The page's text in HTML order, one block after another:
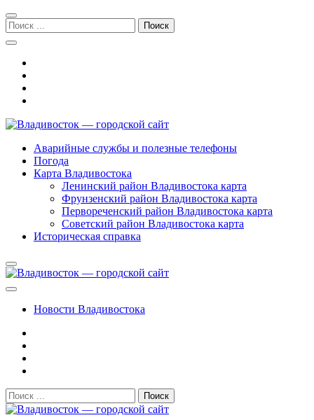
Перейти
к
навигации
Перейти
к
содержимому
Поиск:
Владивосток — городской сайт
Аварийные службы и полезные телефоны
Погода
Карта Владивостока
Ленинский район Владивостока карта
Фрунзенский район Владивостока карта
Первореченский район Владивостока карта
Советский район Владивостока карта
Историческая справка
Новости Владивостока
Поиск: